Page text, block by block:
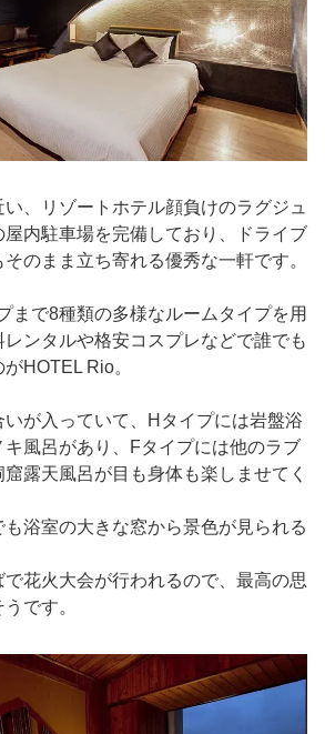
、リゾートホテル顔負けのラグジュ
内駐車場を完備しており、ドライブ
のまま立ち寄れる優秀な一軒です。
まで8種類の多様なルームタイプを用
ンタルや格安コスプレなどで誰でも
HOTEL Rio。
が入っていて、Hタイプには岩盤浴
キ風呂があり、Fタイプには他のラブ
露天風呂が目も身体も楽しませてく
浴室の大きな窓から景色が見られる
花火大会が行われるので、最高の思
です。